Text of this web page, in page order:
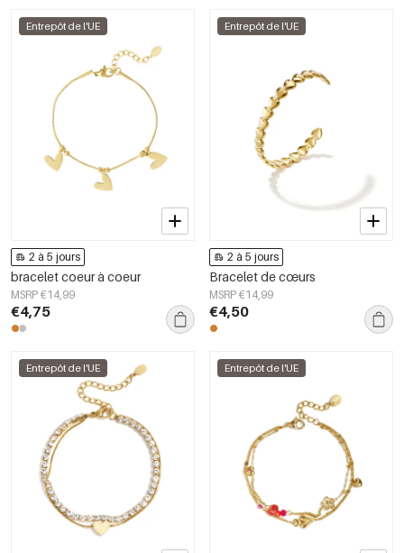
Entrepôt de l'UE
2 à 5 jours
bracelet coeur à coeur
MSRP €14,99
€4,75
Entrepôt de l'UE
2 à 5 jours
Bracelet de cœurs
MSRP €14,99
€4,50
Entrepôt de l'UE Entrepôt de l'UE